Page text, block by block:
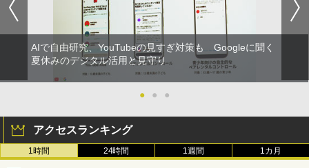
AIで自由研究、YouTubeの見すぎ対策も Googleに聞く
夏休みのデジタル活用と見守り
● ● ●
アクセスランキング
1時間 24時間 1週間 1カ月